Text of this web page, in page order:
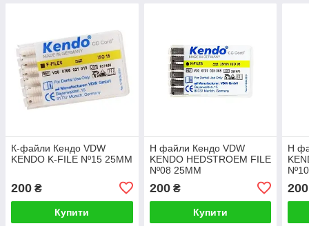
К-файли Кендо VDW
KENDO K-FILE Nº15 25MM
200 ₴
Купити
Н файли Кендо VDW
KENDO HEDSTROEM FILE
Nº08 25MM
200₴
Купити
Н
200